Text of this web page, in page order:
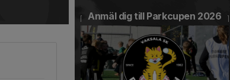
Anmäl dig till Parkcupen 2026